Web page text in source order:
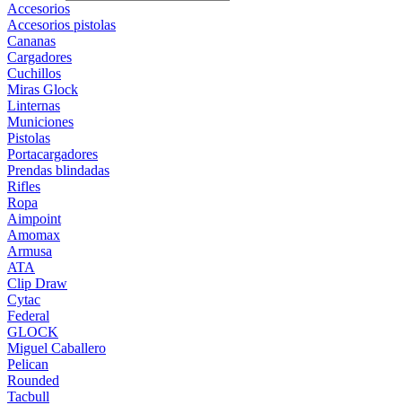
Accesorios
Accesorios pistolas
Cananas
Cargadores
Cuchillos
Miras Glock
Linternas
Municiones
Pistolas
Portacargadores
Prendas blindadas
Rifles
Ropa
Aimpoint
Amomax
Armusa
ATA
Clip Draw
Cytac
Federal
GLOCK
Miguel Caballero
Pelican
Rounded
Tacbull